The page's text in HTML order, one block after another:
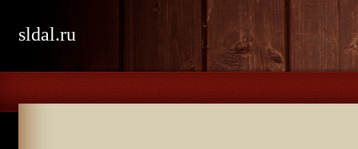
sldal.ru